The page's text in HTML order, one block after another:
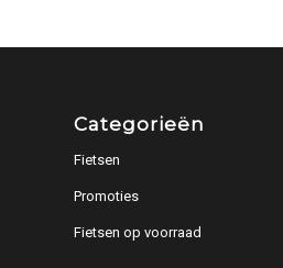
Categorieën
Fietsen
Promoties
Fietsen op voorraad